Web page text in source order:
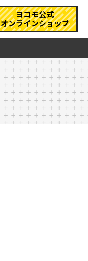
ヨコモ公式
オンラインショップ